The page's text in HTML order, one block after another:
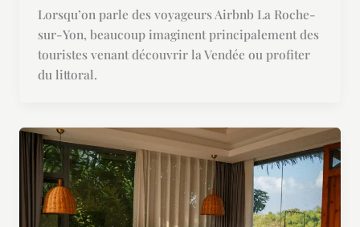
Lorsqu’on parle des voyageurs Airbnb La Roche-
sur-Yon, beaucoup imaginent principalement des
touristes venant découvrir la Vendée ou profiter
du littoral.